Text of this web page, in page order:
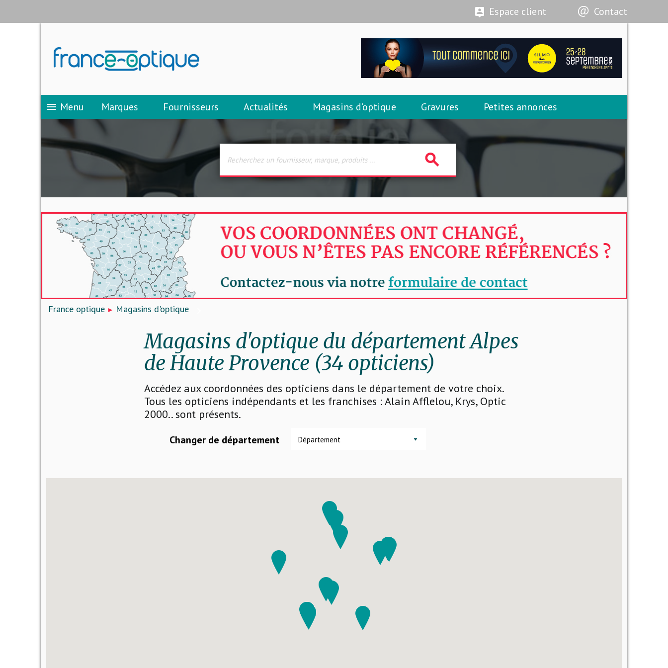
Espace client Contact
menu Menu Marques Fournisseurs Actualités Magasins d’optique Gravures Petites annonces
search
France optique Magasins d'optique
Magasins d'optique du département Alpes
de Haute Provence (34 opticiens)
Accédez aux coordonnées des opticiens dans le département de votre choix.
Tous les opticiens indépendants et les franchises : Alain Afflelou, Krys, Optic
2000.. sont présents.
Changer de département Département